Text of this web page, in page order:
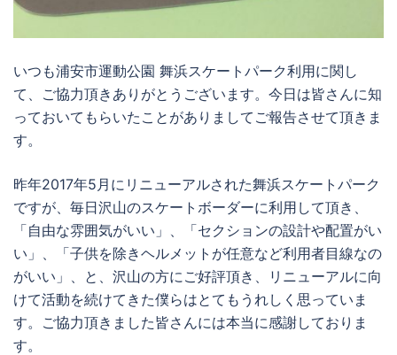
いつも浦安市運動公園 舞浜スケートパーク利用に関し
て、ご協力頂きありがとうございます。今日は皆さんに知
っておいてもらいたことがありましてご報告させて頂きま
す。
昨年2017年5月にリニューアルされた舞浜スケートパーク
ですが、毎日沢山のスケートボーダーに利用して頂き、
「自由な雰囲気がいい」、「セクションの設計や配置がい
い」、「子供を除きヘルメットが任意など利用者目線なの
がいい」、と、沢山の方にご好評頂き、リニューアルに向
けて活動を続けてきた僕らはとてもうれしく思っていま
す。ご協力頂きました皆さんには本当に感謝しておりま
す。